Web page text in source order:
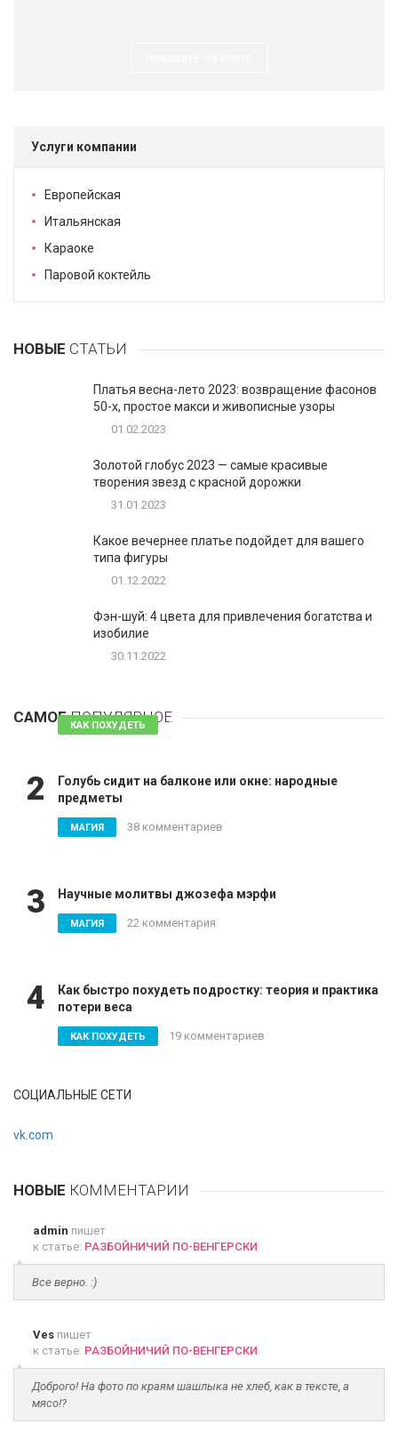
Услуги компании
Европейская
Итальянская
Караоке
Паровой коктейль
НОВЫЕ СТАТЬИ
Платья весна-лето 2023: возвращение фасонов
50-х, простое макси и живописные узоры
01.02.2023
Золотой глобус 2023 — самые красивые
творения звезд с красной дорожки
31.01.2023
Какое вечернее платье подойдет для вашего
типа фигуры
01.12.2022
Фэн-шуй: 4 цвета для привлечения богатства и
изобилие
30.11.2022
САМОЕПОПУЛЯРНОЕ
КАК ПОХУДЕТЬ 81 комментарий
2
Голубь сидит на балконе или окне: народные
предметы
МАГИЯ 38 комментариев
3 Научные молитвы джозефа мэрфи
МАГИЯ 22 комментария
4
Как быстро похудеть подростку: теория и практика
потери веса
КАК ПОХУДЕТЬ 19 комментариев
СОЦИАЛЬНЫЕ СЕТИ
vk.com
НОВЫЕ КОММЕНТАРИИ
admin пишет
к статье: РАЗБОЙНИЧИЙ ПО-ВЕНГЕРСКИ
Все верно. :)
Ves пишет
к статье: РАЗБОЙНИЧИЙ ПО-ВЕНГЕРСКИ
Доброго! На фото по краям шашлыка не хлеб, как в тексте, а
мясо!?